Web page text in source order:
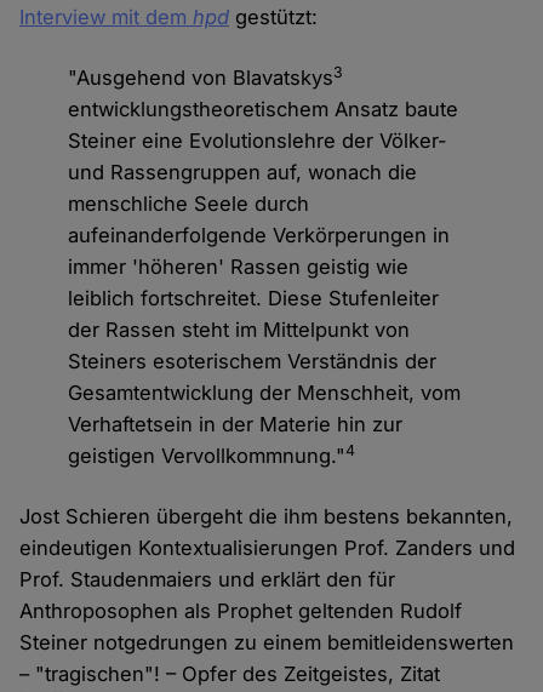
Interview mit demhpd gestützt:
"Ausgehend von Blavatskys3
entwicklungstheoretischem Ansatz baute
Steiner eine Evolutionslehre der Völker-
und Rassengruppen auf, wonach die
menschliche Seele durch
aufeinanderfolgende Verkörperungen in
immer 'höheren' Rassen geistig wie
leiblich fortschreitet. Diese Stufenleiter
der Rassen steht im Mittelpunkt von
Steiners esoterischem Verständnis der
Gesamtentwicklung der Menschheit, vom
Verhaftetsein in der Materie hin zur
geistigen Vervollkommnung."4
Jost Schieren übergeht die ihm bestens bekannten,
eindeutigen Kontextualisierungen Prof. Zanders und
Prof. Staudenmaiers und erklärt den für
Anthroposophen als Prophet geltenden Rudolf
Steiner notgedrungen zu einem bemitleidenswerten
– "tragischen"! – Opfer des Zeitgeistes, Zitat